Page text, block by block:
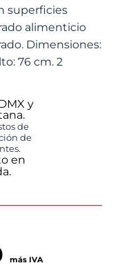
superficies
alimenticio
Dimensiones:
76 cm. 2
y
de
de
en
más IVA